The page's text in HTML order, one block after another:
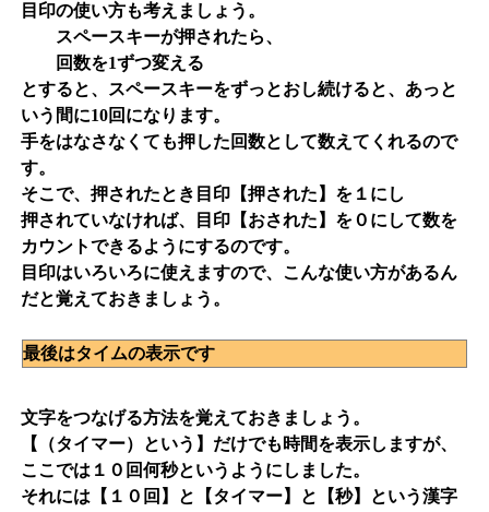
目印の使い方も考えましょう。
スペースキーが押されたら、
回数を1ずつ変える
とすると、スペースキーをずっとおし続けると、あっと
いう間に10回になります。
手をはなさなくても押した回数として数えてくれるので
す。
そこで、押されたとき目印【押された】を１にし
押されていなければ、目印【おされた】を０にして数を
カウントできるようにするのです。
目印はいろいろに使えますので、こんな使い方があるん
だと覚えておきましょう。
最後はタイムの表示です
文字をつなげる方法を覚えておきましょう。
【（タイマー）という】だけでも時間を表示しますが、
ここでは１０回何秒というようにしました。
それには【１０回】と【タイマー】と【秒】という漢字